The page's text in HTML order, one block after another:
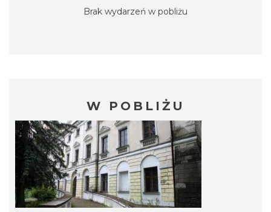
Brak wydarzeń w pobliżu
W POBLIŻU